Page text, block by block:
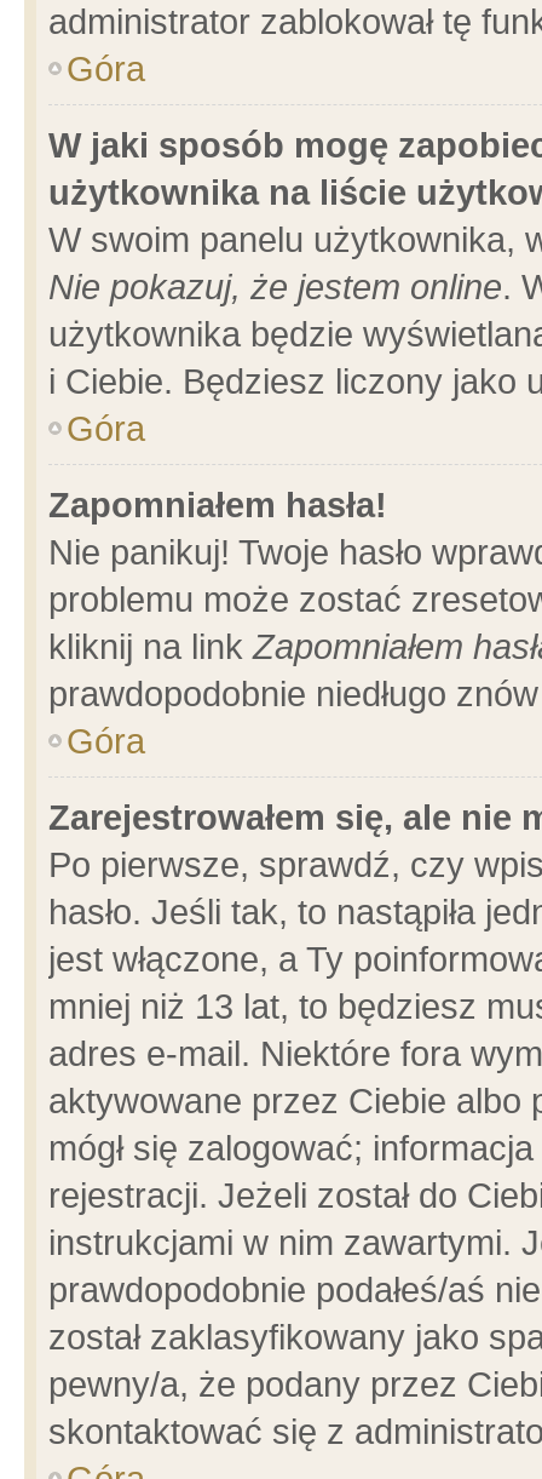
administrator zablokował tę
Góra
W jaki sposób mogę
użytkownika na liście
W swoim panelu użytkownika,
Nie pokazuj, że jestem online.
użytkownika będzie
i Ciebie. Będziesz liczony jako
Góra
Zapomniałem hasła!
Nie panikuj! Twoje hasło
problemu może zostać
kliknij na linkZapomniałem
prawdopodobnie niedługo
Góra
Zarejestrowałem się, ale nie
Po pierwsze, sprawdź, czy
hasło. Jeśli tak, to nastąpiła
jest włączone, a Ty
mniej niż 13 lat, to będziesz
adres e-mail. Niektóre fora
aktywowane przez Ciebie albo
mógł się zalogować;
rejestracji. Jeżeli został do
instrukcjami w nim zawartymi.
prawdopodobnie podałeś/aś
został zaklasyfikowany jako
pewny/a, że podany przez
skontaktować się z